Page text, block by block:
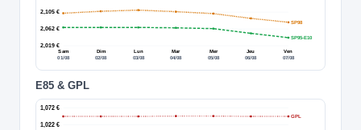
2,019 €
2,062 €
2,105 €
Sam
01/08
Dim
02/08
Lun
03/08
Mar
04/08
Mer
05/08
Jeu
06/08
Ven
07/08
SP95-E10
SP98
E85 & GPL
1,022 €
1,072 €
GPL